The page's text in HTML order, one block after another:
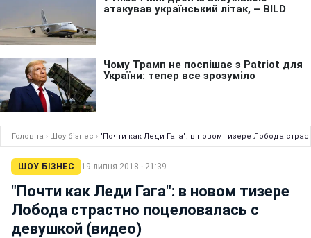
Головна › Шоу бізнес › "Почти как Леди Гага": в новом тизере Лобода
ШОУ БІЗНЕС 19 липня 2018 · 21:39
"Почти как Леди Гага": в новом тизере
Лобода страстно поцеловалась с
девушкой (видео)